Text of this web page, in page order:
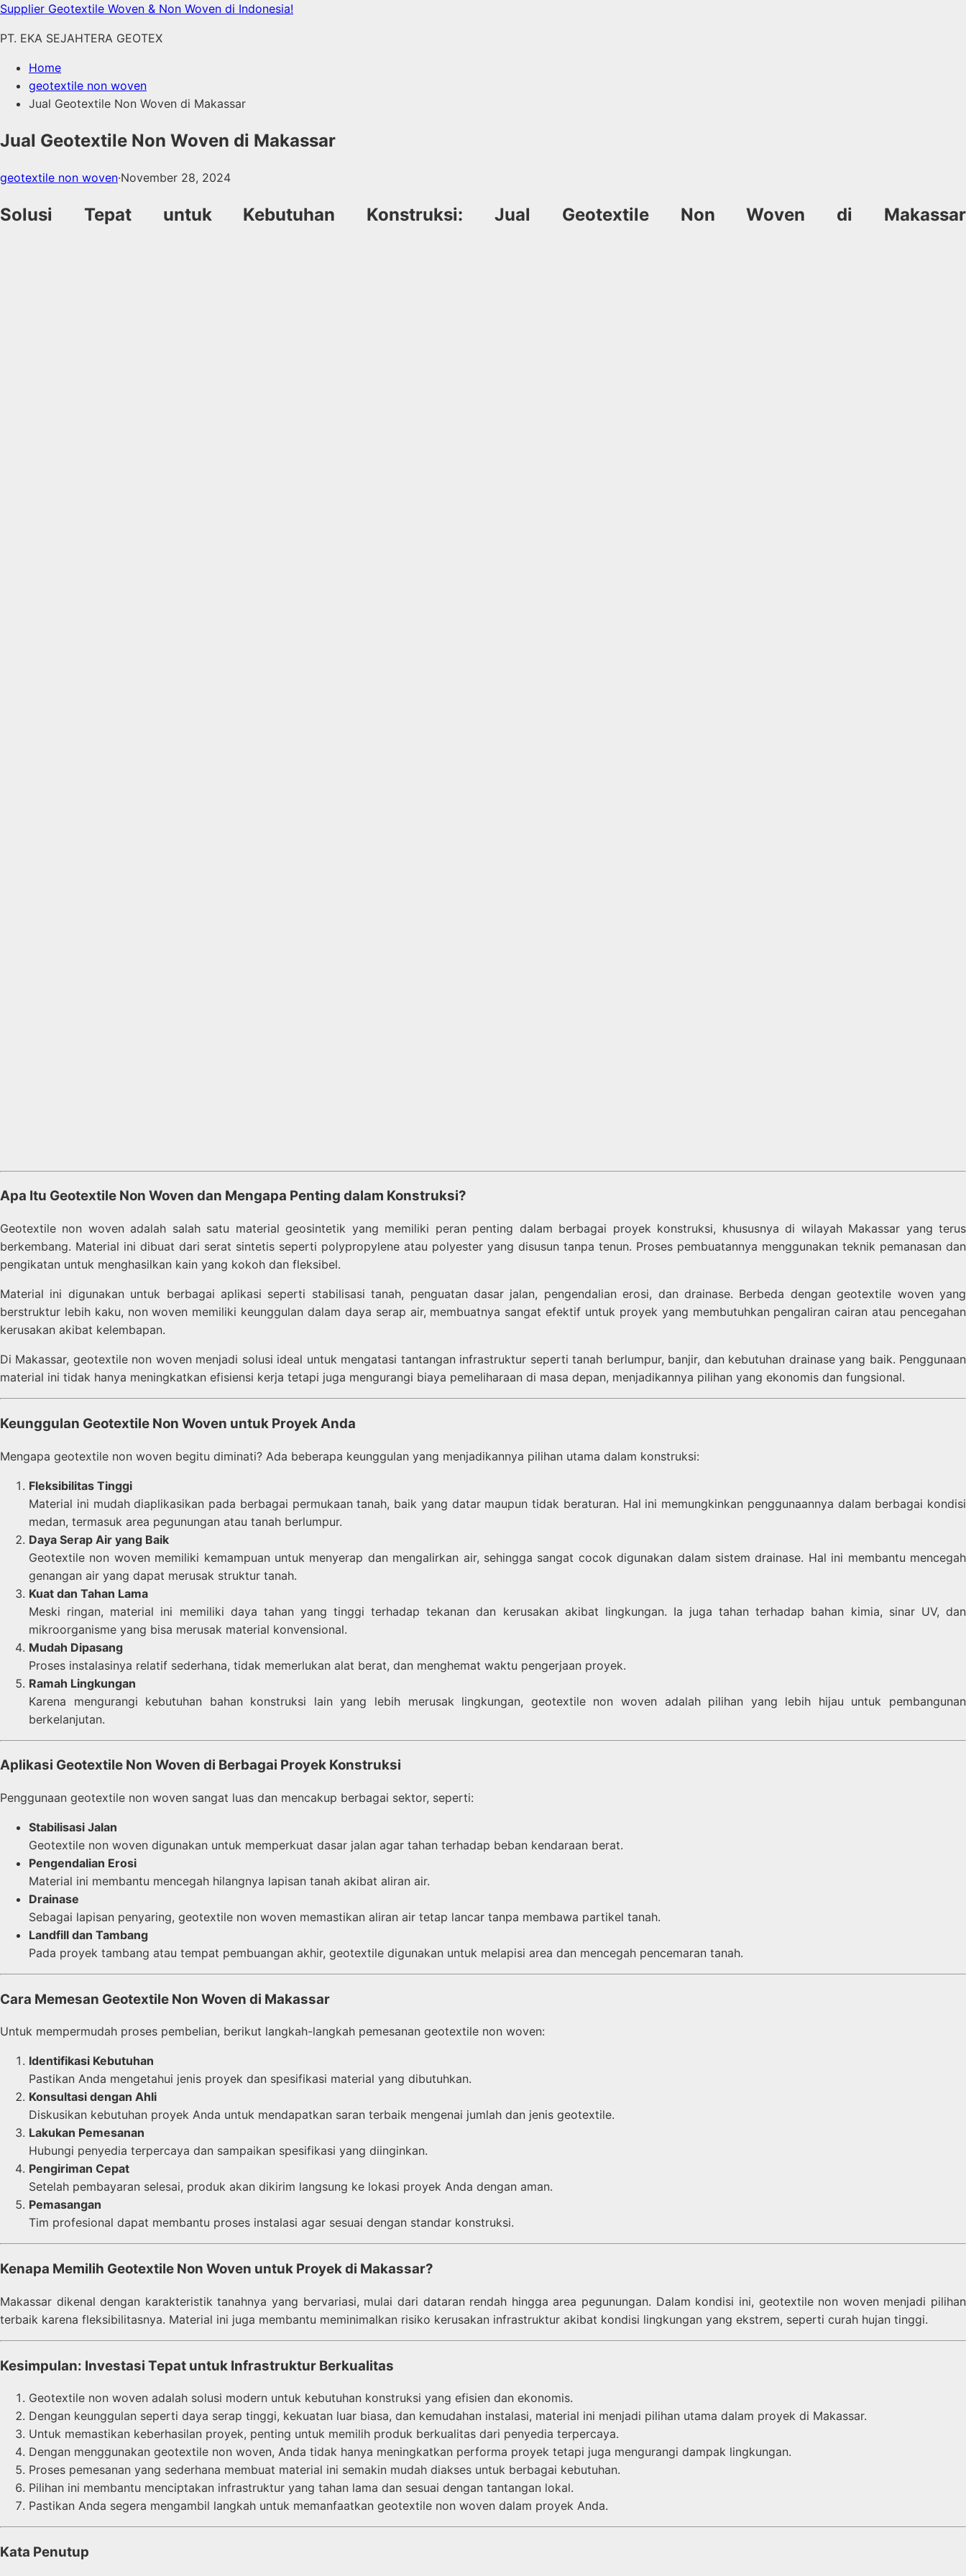
Skip
content
Supplier Geotextile Woven & Non Woven di Indonesia!
PT. EKA SEJAHTERA GEOTEX
Home
geotextile non woven
Jual Geotextile Non Woven di Makassar
Jual Geotextile Non Woven di Makassar
geotextile non woven·November 28, 2024
Solusi Tepat untuk Kebutuhan Konstruksi: Jual Geotextile Non Woven di Makassar
Apa Itu Geotextile Non Woven dan Mengapa Penting dalam Konstruksi?
Geotextile non woven adalah salah satu material geosintetik yang memiliki peran penting dalam berbagai proyek konstruksi, khususnya di wilayah Makassar yang terus
berkembang. Material ini dibuat dari serat sintetis seperti polypropylene atau polyester yang disusun tanpa tenun. Proses pembuatannya menggunakan teknik pemanasan dan
pengikatan untuk menghasilkan kain yang kokoh dan fleksibel.
Material ini digunakan untuk berbagai aplikasi seperti stabilisasi tanah, penguatan dasar jalan, pengendalian erosi, dan drainase. Berbeda dengan geotextile woven yang
berstruktur lebih kaku, non woven memiliki keunggulan dalam daya serap air, membuatnya sangat efektif untuk proyek yang membutuhkan pengaliran cairan atau pencegahan
kerusakan akibat kelembapan.
Di Makassar, geotextile non woven menjadi solusi ideal untuk mengatasi tantangan infrastruktur seperti tanah berlumpur, banjir, dan kebutuhan drainase yang baik. Penggunaan
material ini tidak hanya meningkatkan efisiensi kerja tetapi juga mengurangi biaya pemeliharaan di masa depan, menjadikannya pilihan yang ekonomis dan fungsional.
Keunggulan Geotextile Non Woven untuk Proyek Anda
Mengapa geotextile non woven begitu diminati? Ada beberapa keunggulan yang menjadikannya pilihan utama dalam konstruksi:
Fleksibilitas Tinggi
Material ini mudah diaplikasikan pada berbagai permukaan tanah, baik yang datar maupun tidak beraturan. Hal ini memungkinkan penggunaannya dalam berbagai kondisi
medan, termasuk area pegunungan atau tanah berlumpur.
Daya Serap Air yang Baik
Geotextile non woven memiliki kemampuan untuk menyerap dan mengalirkan air, sehingga sangat cocok digunakan dalam sistem drainase. Hal ini membantu mencegah
genangan air yang dapat merusak struktur tanah.
Kuat dan Tahan Lama
Meski ringan, material ini memiliki daya tahan yang tinggi terhadap tekanan dan kerusakan akibat lingkungan. Ia juga tahan terhadap bahan kimia, sinar UV, dan
mikroorganisme yang bisa merusak material konvensional.
Mudah Dipasang
Proses instalasinya relatif sederhana, tidak memerlukan alat berat, dan menghemat waktu pengerjaan proyek.
Ramah Lingkungan
Karena mengurangi kebutuhan bahan konstruksi lain yang lebih merusak lingkungan, geotextile non woven adalah pilihan yang lebih hijau untuk pembangunan
berkelanjutan.
Aplikasi Geotextile Non Woven di Berbagai Proyek Konstruksi
Penggunaan geotextile non woven sangat luas dan mencakup berbagai sektor, seperti:
Stabilisasi Jalan
Geotextile non woven digunakan untuk memperkuat dasar jalan agar tahan terhadap beban kendaraan berat.
Pengendalian Erosi
Material ini membantu mencegah hilangnya lapisan tanah akibat aliran air.
Drainase
Sebagai lapisan penyaring, geotextile non woven memastikan aliran air tetap lancar tanpa membawa partikel tanah.
Landfill dan Tambang
Pada proyek tambang atau tempat pembuangan akhir, geotextile digunakan untuk melapisi area dan mencegah pencemaran tanah.
Cara Memesan Geotextile Non Woven di Makassar
Untuk mempermudah proses pembelian, berikut langkah-langkah pemesanan geotextile non woven:
Identifikasi Kebutuhan
Pastikan Anda mengetahui jenis proyek dan spesifikasi material yang dibutuhkan.
Konsultasi dengan Ahli
Diskusikan kebutuhan proyek Anda untuk mendapatkan saran terbaik mengenai jumlah dan jenis geotextile.
Lakukan Pemesanan
Hubungi penyedia terpercaya dan sampaikan spesifikasi yang diinginkan.
Pengiriman Cepat
Setelah pembayaran selesai, produk akan dikirim langsung ke lokasi proyek Anda dengan aman.
Pemasangan
Tim profesional dapat membantu proses instalasi agar sesuai dengan standar konstruksi.
Kenapa Memilih Geotextile Non Woven untuk Proyek di Makassar?
Makassar dikenal dengan karakteristik tanahnya yang bervariasi, mulai dari dataran rendah hingga area pegunungan. Dalam kondisi ini, geotextile non woven menjadi pilihan
terbaik karena fleksibilitasnya. Material ini juga membantu meminimalkan risiko kerusakan infrastruktur akibat kondisi lingkungan yang ekstrem, seperti curah hujan tinggi.
Kesimpulan: Investasi Tepat untuk Infrastruktur Berkualitas
Geotextile non woven adalah solusi modern untuk kebutuhan konstruksi yang efisien dan ekonomis.
Dengan keunggulan seperti daya serap tinggi, kekuatan luar biasa, dan kemudahan instalasi, material ini menjadi pilihan utama dalam proyek di Makassar.
Untuk memastikan keberhasilan proyek, penting untuk memilih produk berkualitas dari penyedia terpercaya.
Dengan menggunakan geotextile non woven, Anda tidak hanya meningkatkan performa proyek tetapi juga mengurangi dampak lingkungan.
Proses pemesanan yang sederhana membuat material ini semakin mudah diakses untuk berbagai kebutuhan.
Pilihan ini membantu menciptakan infrastruktur yang tahan lama dan sesuai dengan tantangan lokal.
Pastikan Anda segera mengambil langkah untuk memanfaatkan geotextile non woven dalam proyek Anda.
Kata Penutup